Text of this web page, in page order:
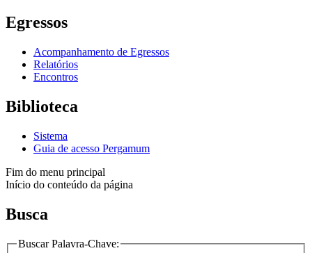
Egressos
Acompanhamento de Egressos
Relatórios
Encontros
Biblioteca
Sistema
Guia de acesso Pergamum
Fim do menu principal
Início do conteúdo da página
Busca
Buscar Palavra-Chave: